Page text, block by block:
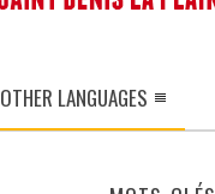
OTHER LANGUAGES